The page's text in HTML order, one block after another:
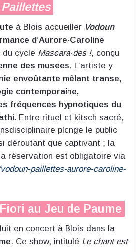
à Blois accueiller Vodoun
d’Aurore-Caroline
du cycle Mascara·des !, conçu
des musées. L’artiste y
envoûtante mêlant transe,
contemporaine,
fréquences hypnotiques du
Entre rituel et kitsch sacré,
plonge le public
déroutant que captivant ; la
réservation est obligatoire via
paillettes-aurore-caroline-
au Jeu de Paume
en concert à Blois dans la
. Ce show, intitulé Le chant est